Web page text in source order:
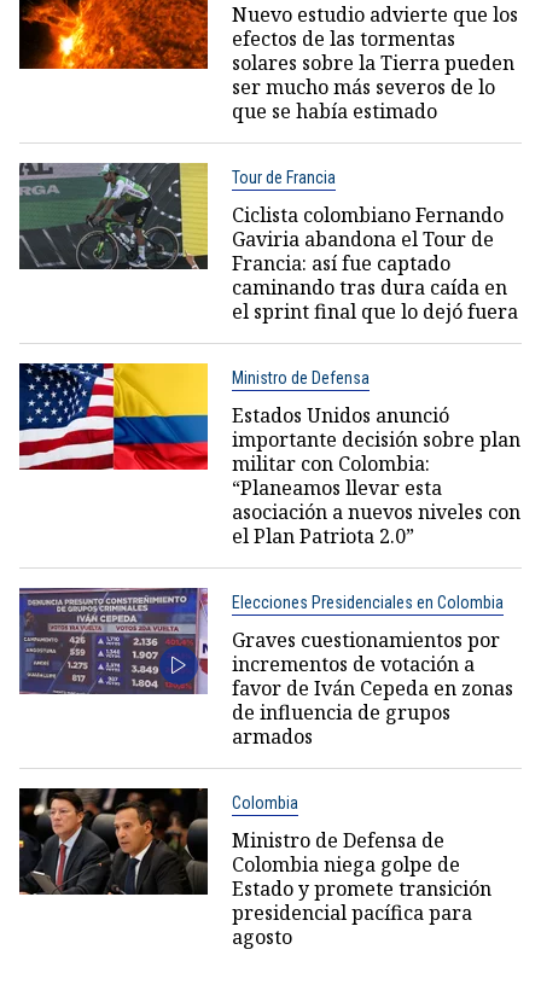
Nuevo estudio advierte que los
efectos de las tormentas
solares sobre la Tierra pueden
ser mucho más severos de lo
que se había estimado
Tour de Francia
Ciclista colombiano Fernando
Gaviria abandona el Tour de
Francia: así fue captado
caminando tras dura caída en
el sprint final que lo dejó fuera
Ministro de Defensa
Estados Unidos anunció
importante decisión sobre plan
militar con Colombia:
“Planeamos llevar esta
asociación a nuevos niveles con
el Plan Patriota 2.0”
Elecciones Presidenciales en Colombia
Graves cuestionamientos por
incrementos de votación a
favor de Iván Cepeda en zonas
de influencia de grupos
armados
Colombia
Ministro de Defensa de
Colombia niega golpe de
Estado y promete transición
presidencial pacífica para
agosto